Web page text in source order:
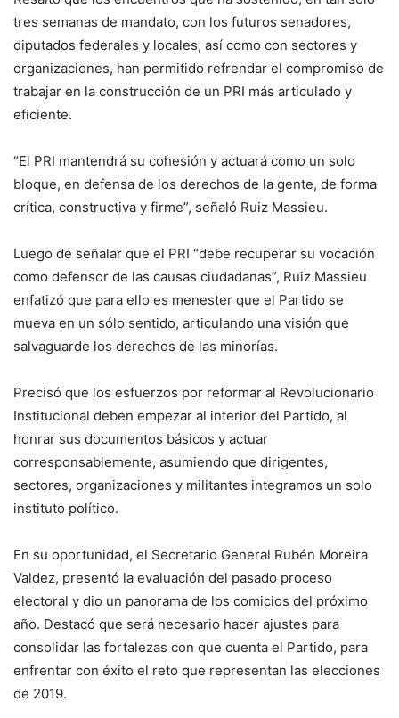
tres semanas de mandato, con los futuros senadores,
diputados federales y locales, así como con sectores y
organizaciones, han permitido refrendar el compromiso de
trabajar en la construcción de un PRI más articulado y
eficiente.
“El PRI mantendrá su cohesión y actuará como un solo
bloque, en defensa de los derechos de la gente, de forma
crítica, constructiva y firme”, señaló Ruiz Massieu.
Luego de señalar que el PRI “debe recuperar su vocación
como defensor de las causas ciudadanas”, Ruiz Massieu
enfatizó que para ello es menester que el Partido se
mueva en un sólo sentido, articulando una visión que
salvaguarde los derechos de las minorías.
Precisó que los esfuerzos por reformar al Revolucionario
Institucional deben empezar al interior del Partido, al
honrar sus documentos básicos y actuar
corresponsablemente, asumiendo que dirigentes,
sectores, organizaciones y militantes integramos un solo
instituto político.
En su oportunidad, el Secretario General Rubén Moreira
Valdez, presentó la evaluación del pasado proceso
electoral y dio un panorama de los comicios del próximo
año. Destacó que será necesario hacer ajustes para
consolidar las fortalezas con que cuenta el Partido, para
enfrentar con éxito el reto que representan las elecciones
de 2019.